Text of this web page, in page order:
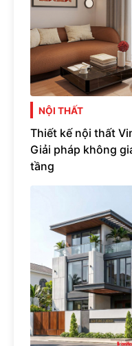
NỘI THẤT
Thiết kế nội thất
Giải pháp không
tầng